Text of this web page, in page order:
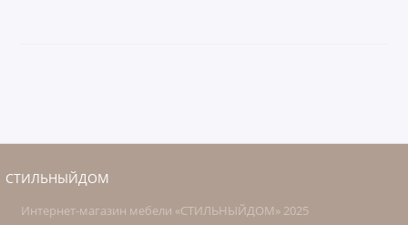
СТИЛЬНЫЙДОМ
Интернет-магазин мебели «СТИЛЬНЫЙДОМ» 2025